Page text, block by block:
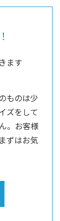
ます
ものは少
ズをして
。お客様
ずはお気